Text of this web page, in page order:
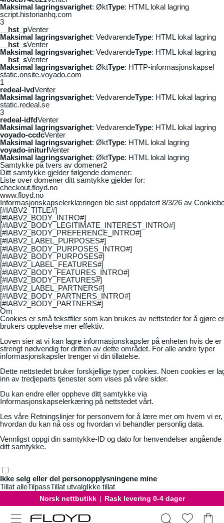
Maksimal lagringsvarighet: ØktType: HTML lokal lagring
script.historianhq.com
3
__hst_pVenter
Maksimal lagringsvarighet: VedvarendeType: HTML lokal lagring
__hst_sVenter
Maksimal lagringsvarighet: VedvarendeType: HTML lokal lagring
__hst_sVenter
Maksimal lagringsvarighet: ØktType: HTTP-informasjonskapsel
static.onsite.voyado.com
1
redeal-lvdVenter
Maksimal lagringsvarighet: VedvarendeType: HTML lokal lagring
static.redeal.se
3
redeal-idfdVenter
Maksimal lagringsvarighet: VedvarendeType: HTML lokal lagring
voyado-ccdcVenter
Maksimal lagringsvarighet: ØktType: HTML lokal lagring
voyado-initurlVenter
Maksimal lagringsvarighet: ØktType: HTML lokal lagring
Samtykke på tvers av domener2
Ditt samtykke gjelder følgende domener:
Liste over domener ditt samtykke gjelder for:
checkout.floyd.no
www.floyd.no
Informasjonskapselerklæringen ble sist oppdatert 8/3/26 av
[#IABV2_TITLE#]
[#IABV2_BODY_INTRO#]
[#IABV2_BODY_LEGITIMATE_INTEREST_INTRO#]
[#IABV2_BODY_PREFERENCE_INTRO#]
[#IABV2_LABEL_PURPOSES#]
[#IABV2_BODY_PURPOSES_INTRO#]
[#IABV2_BODY_PURPOSES#]
[#IABV2_LABEL_FEATURES#]
[#IABV2_BODY_FEATURES_INTRO#]
[#IABV2_BODY_FEATURES#]
[#IABV2_LABEL_PARTNERS#]
[#IABV2_BODY_PARTNERS_INTRO#]
[#IABV2_BODY_PARTNERS#]
Om
Cookies er små tekstfiler som kan brukes av nettsteder for å gjøre
brukers opplevelse mer effektiv.
Loven sier at vi kan lagre informasjonskapsler på enheten hvis de er
strengt nødvendig for driften av dette området. For alle andre typer
informasjonskapsler trenger vi din tillatelse.
Dette nettstedet bruker forskjellige typer cookies. Noen cookies er
inn av tredjeparts tjenester som vises på våre sider.
Du kan endre eller oppheve ditt samtykke via
Informasjonskapselerkæring på nettstedet vårt.
Les våre Retningslinjer for personvern for å lære mer om hvem vi er,
hvordan du kan nå oss og hvordan vi behandler personlig data.
Vennligst oppgi din samtykke-ID og dato for henvendelser angående
ditt samtykke.
Ikke selg eller del personopplysningene mine
Tillat alleTilpassTillat utvalgIkke tillat
Norsk nettbutikk | Rask levering 0-4 dager